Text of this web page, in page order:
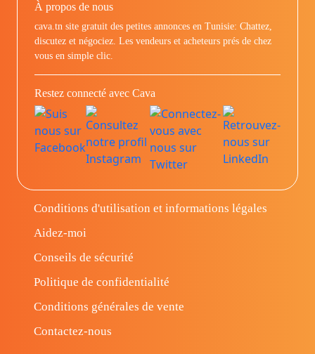
À propos de nous
cava.tn site gratuit des petites annonces en Tunisie: Chattez,
discutez et négociez. Les vendeurs et acheteurs prés de chez
vous en simple clic.
Restez connecté avec Cava
Conditions d'utilisation et informations légales
Aidez-moi
Conseils de sécurité
Politique de confidentialité
Conditions générales de vente
Contactez-nous